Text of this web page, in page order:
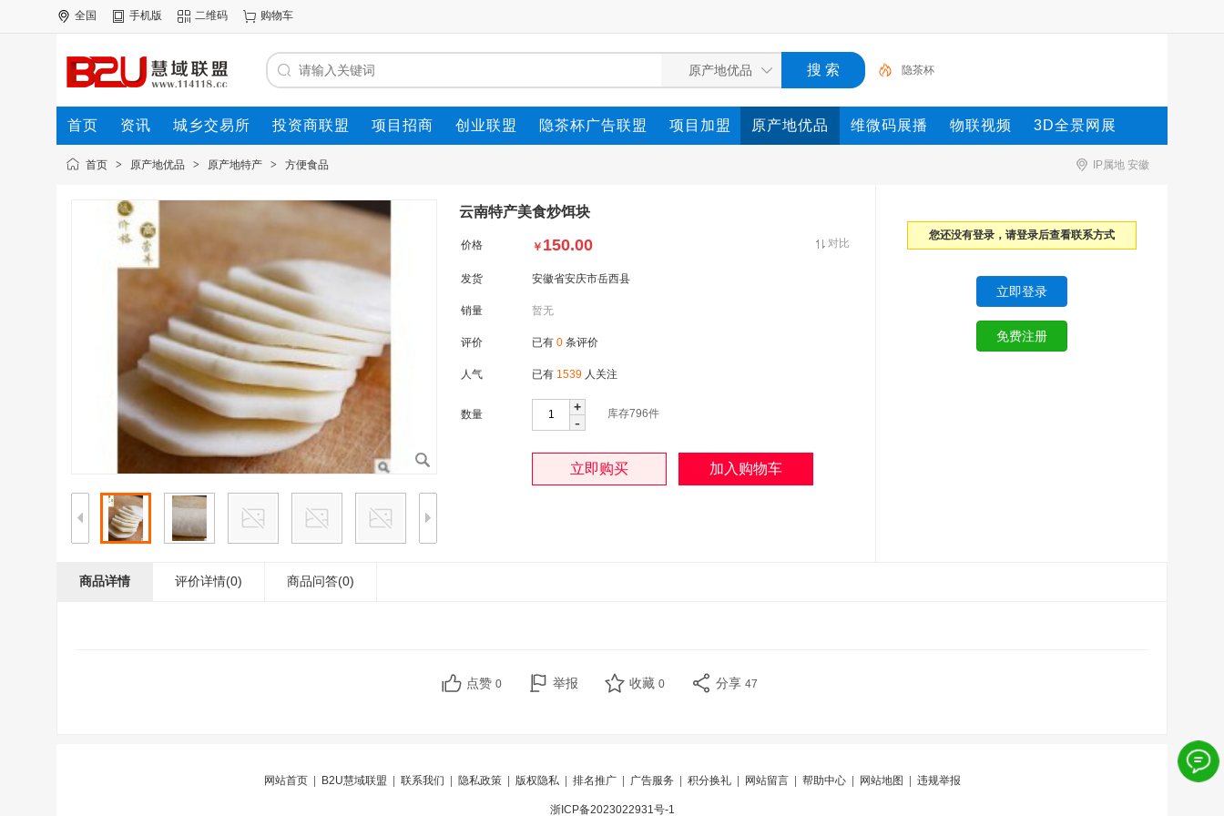
全国 手机版 二维码 购物车
隐茶杯
首页 资讯 城乡交易所 投资商联盟 项目招商 创业联盟 隐茶杯广告联盟 项目加盟 原产地优品 维微码展播 物联视频 3D全景网展
资源联盟 IP属地 安徽
首页 > 原产地优品 > 原产地特产 > 方便食品
云南特产美食炒饵块
价格 ￥ 150.00 对比
发货 安徽省安庆市岳西县
销量 暂无
评价 已有 0 条评价
人气 已有 1539 人关注
数量 +
- 库存796件
您还没有登录，请登录后查看联系方式
商品详情 评价详情(0) 商品问答(0)
点赞 0 举报 收藏 0 分享 47
网站首页| B2U慧域联盟 联系我们 隐私政策| 版权隐私| 排名推广| 广告服务 积分换礼| 网站留言| 帮助中心| 网站地图 违规举报
浙ICP备2023022931号-1